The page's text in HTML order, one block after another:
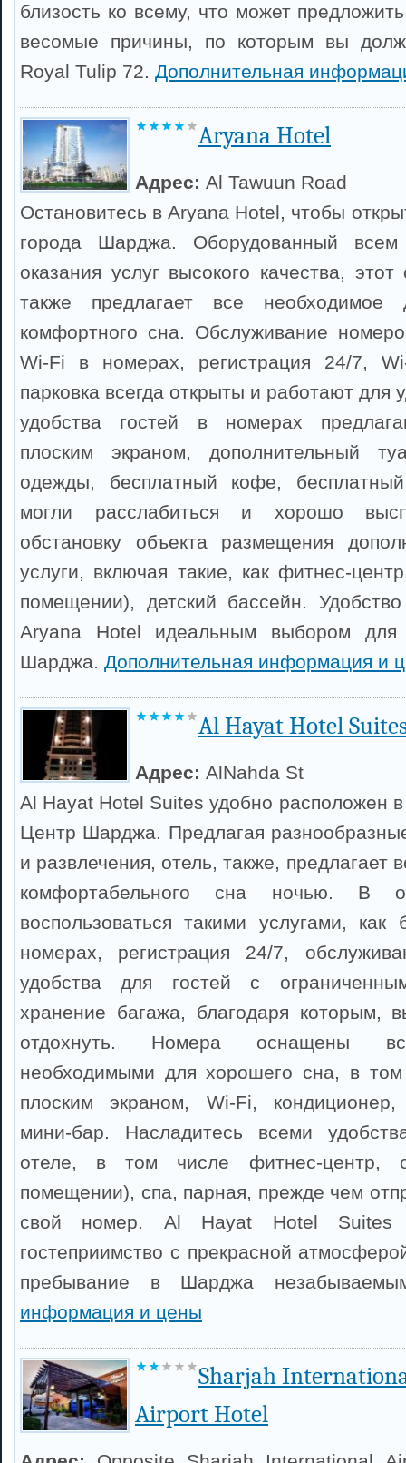
близость ко всему, что может
весомые причины, по которым вы
Royal Tulip 72. Дополнительная
Aryana Hotel
Адрес: Al Tawuun Road
Остановитесь в Aryana Hotel, чтобы
города Шарджа. Оборудованный
оказания услуг высокого качества,
также предлагает все необходимое
комфортного сна. Обслуживание
Wi-Fi в номерах, регистрация 24/7,
парковка всегда открыты и работают для
удобства гостей в номерах
плоским экраном, дополнительный
одежды, бесплатный кофе,
могли расслабиться и хорошо
обстановку объекта размещения
услуги, включая такие, как фитнес-
помещении), детский бассейн.
Aryana Hotel идеальным выбором для
Шарджа. Дополнительная информация и
Al Hayat Hotel
Адрес: AlNahda St
Al Hayat Hotel Suites удобно расположен
Центр Шарджа. Предлагая
и развлечения, отель, также, предлагает
комфортабельного сна ночью. В
воспользоваться такими услугами,
номерах, регистрация 24/7,
удобства для гостей с
хранение багажа, благодаря которым,
отдохнуть. Номера оснащены
необходимыми для хорошего сна, в том
плоским экраном, Wi-Fi,
мини-бар. Насладитесь всеми
отеле, в том числе фитнес-центр,
помещении), спа, парная, прежде чем
свой номер. Al Hayat Hotel Suites
гостеприимство с прекрасной
пребывание в Шарджа
информация и цены
Sharjah
Airport Hotel